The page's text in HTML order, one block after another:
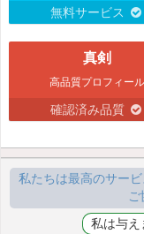
無料サービス
真剣
高品質プロフィール
確認済み品質
私たちは最高のサー